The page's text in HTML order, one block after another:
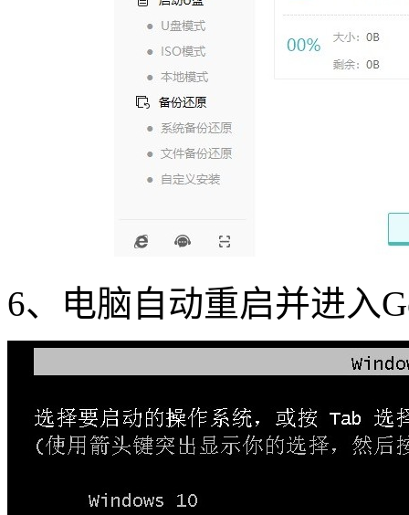
6、电脑自动重启并进入